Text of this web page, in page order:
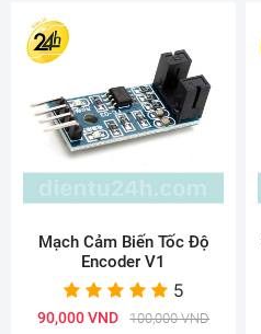
Mạch Cảm Biến Tốc Độ
Encoder V1
5
90,000 VND 100,000 VND